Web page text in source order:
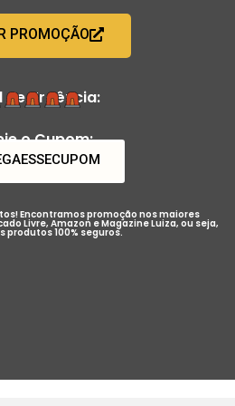
PROMOÇÃO
de Urgência:
o Cupom:
Encontramos promoção nos maiores
Livre, Amazon e Magazine Luiza, ou seja,
produtos 100% seguros.